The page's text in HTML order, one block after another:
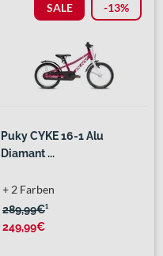
SALE -13%
Puky CYKE 16-1 Alu
Diamant ...
289,99€¹
249,99€
+ 2 Farben